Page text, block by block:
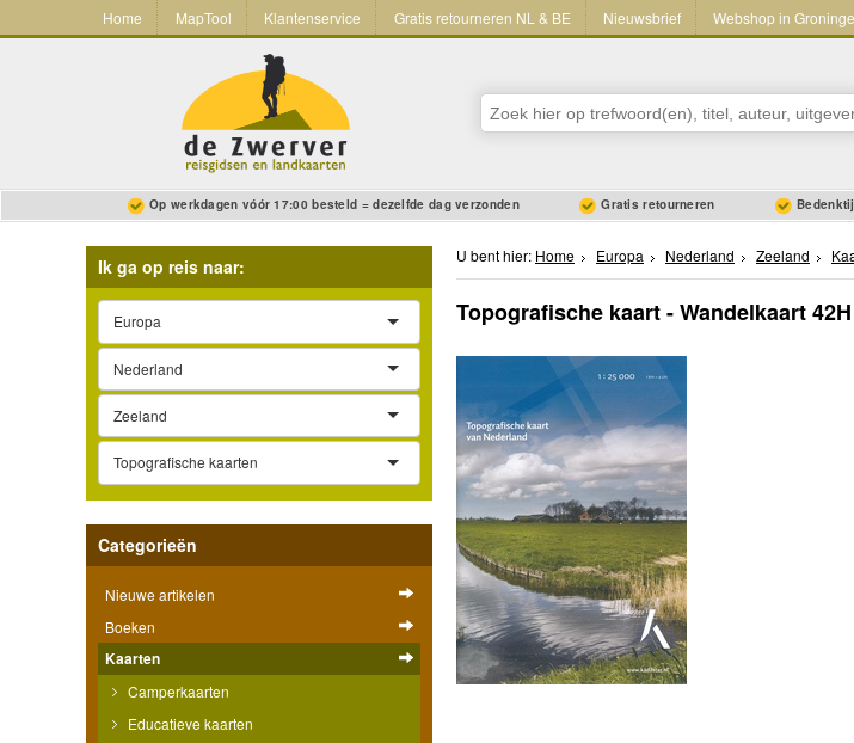
Home MapTool Klantenservice Gratis retourneren NL & BE Nieuwsbrief Webshop in
Op werkdagen vóór 17:00 besteld = dezelfde dag verzonden Gratis retourneren
Ik ga op reis naar:
Europa
Nederland
Zeeland
Topografische kaarten
Categorieën
Nieuwe artikelen
Boeken
Kaarten
Camperkaarten
Educatieve kaarten
U bent hier: Home Europa Nederland Zeeland
Topografische kaart - Wandelkaart